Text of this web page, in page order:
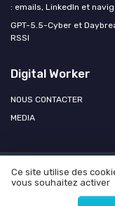
: emails, LinkedIn et
GPT-5.5-Cyber et
RSSI
Digital Worker
NOUS CONTACTER
MEDIA
Mentions légales
Ce site utilise des
vous souhaitez activer